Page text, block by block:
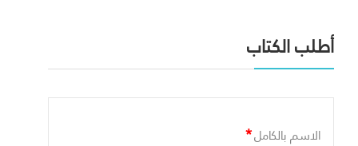
أطلب الكتاب
الاسم بالكامل*